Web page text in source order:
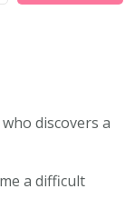
discovers a
a difficult